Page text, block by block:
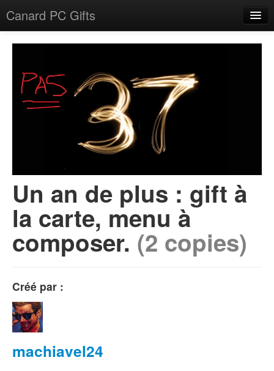
Canard PC Gifts
Un an de plus : gift à
la carte, menu à
composer. (2 copies)
Créé par :
machiavel24